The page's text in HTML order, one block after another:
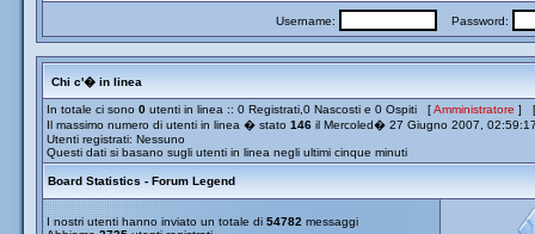
Username: Password:
Chi c'� in linea
In totale ci sono 0 utenti in linea :: 0 Registrati,0 Nascosti e 0 Ospiti [Amministratore ]
Il massimo numero di utenti in linea � stato 146 il Mercoled� 27 Giugno 2007,
Utenti registrati: Nessuno
Questi dati si basano sugli utenti in linea negli ultimi cinque minuti
Board Statistics - Forum Legend
I nostri utenti hanno inviato un totale di 54782 messaggi